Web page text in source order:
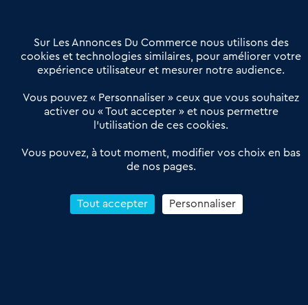
Offres Pro
Actualités
Qui sommes nous ?
Derniers articles
Réseau 3C : un partenaire national dédié aux transactions
Petitscommerces : Un partenariat au service du commerce de
proximité et des territoires
Reprendre un Restaurant Rapide
Sur Les Annonces Du Commerce nous utilisons des
cookies et technologies similaires, pour améliorer votre
expérience utilisateur et mesurer notre audience.
Vous pouvez « Personnaliser » ceux que vous souhaitez
activer ou « Tout accepter » et nous permettre
l’utilisation de ces cookies.
Vous pouvez, à tout moment, modifier vos choix en bas
de nos pages.
Tout accepter Personnaliser